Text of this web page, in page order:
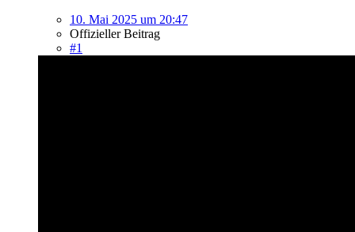
10. Mai 2025 um 20:47
Offizieller Beitrag
#1